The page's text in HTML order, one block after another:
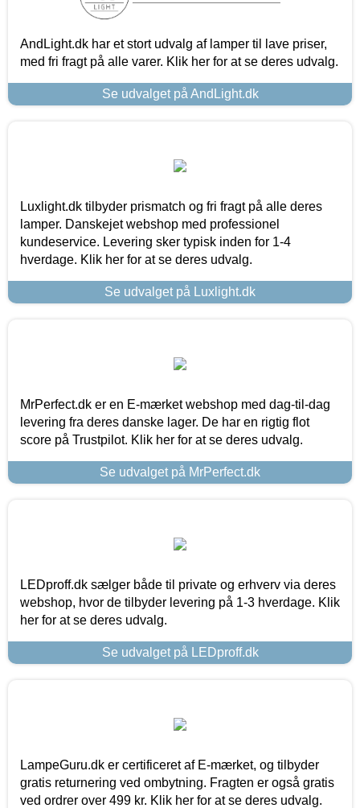
AndLight.dk har et stort udvalg af lamper til lave priser,
med fri fragt på alle varer. Klik her for at se deres udvalg.
Se udvalget på AndLight.dk
Luxlight.dk tilbyder prismatch og fri fragt på alle deres
lamper. Danskejet webshop med professionel
kundeservice. Levering sker typisk inden for 1-4
hverdage. Klik her for at se deres udvalg.
Se udvalget på Luxlight.dk
MrPerfect.dk er en E-mærket webshop med dag-til-dag
levering fra deres danske lager. De har en rigtig flot
score på Trustpilot. Klik her for at se deres udvalg.
Se udvalget på MrPerfect.dk
LEDproff.dk sælger både til private og erhverv via deres
webshop, hvor de tilbyder levering på 1-3 hverdage. Klik
her for at se deres udvalg.
Se udvalget på LEDproff.dk
LampeGuru.dk er certificeret af E-mærket, og tilbyder
gratis returnering ved ombytning. Fragten er også gratis
ved ordrer over 499 kr. Klik her for at se deres udvalg.